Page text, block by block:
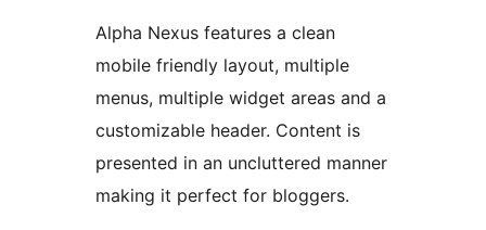
Alpha Nexus features a clean
mobile friendly layout, multiple
menus, multiple widget areas and a
customizable header. Content is
presented in an uncluttered manner
making it perfect for bloggers.